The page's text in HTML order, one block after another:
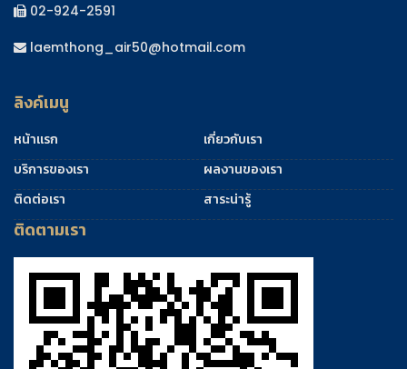
02-924-2591
laemthong_air50@hotmail.com
ลิงค์เมนู
หน้าแรก
เกี่ยวกับเรา
บริการของเรา
ผลงานของเรา
ติดต่อเรา
สาระน่ารู้
ติดตามเรา